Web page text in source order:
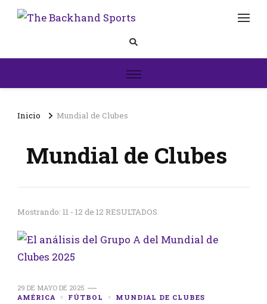
Backhand
Inicio Mundial de Clubes
Mundial de Clubes
Mostrando: 11 - 12 de 12 RESULTADOS
29 DE MAYO DE 2025
AMÉRICA
FÚTBOL MUNDIAL DE CLUBES